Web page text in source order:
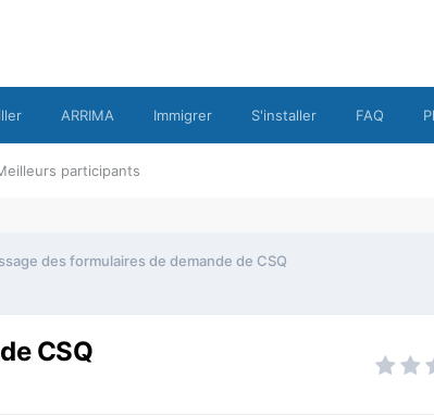
participants
ARRIMA Immigrer S'installer FAQ
des formulaires de demande de CSQ
CSQ